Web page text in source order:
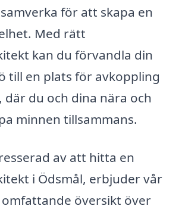
för att skapa en
Med rätt
kan du förvandla din
till en plats för avkoppling
du och dina nära och
minnen tillsammans.
av att hitta en
i Ödsmål, erbjuder vår
översikt över